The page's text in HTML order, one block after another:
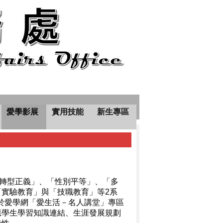
愛學影展 實用技能 新生專區
型正義」、「性別平等」、「多
驗教育」與「技職教育」等2系
學網「愛生活－名人講堂」專區
生學習知識連結、生涯發展規劃